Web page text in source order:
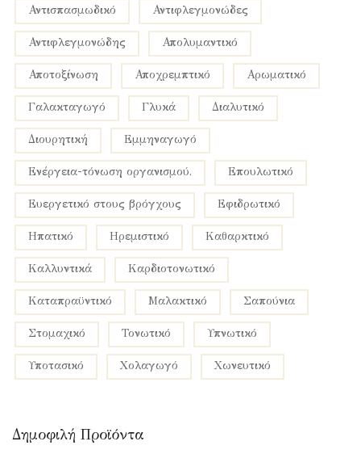
αντισπασμωδικό αντιφλεγμονώδες
αντιφλεγμονώδης απολυμαντικό
αποτοξίνωση αποχρεμπτικό αρωματικό
γαλακταγωγό γλυκά διαλυτικό
διουρητική εμμηναγωγό
ενέργεια-τόνωση οργανισμού. επουλωτικό
ευεργετικό στους βρόγχους εφιδρωτικό
ηπατικό ηρεμιστικό καθαρκτικό
καλλυντικά καρδιοτονωτικό
καταπραϋντικό μαλακτικό σαπούνια
στομαχικό τονωτικό υπνωτικό
υποτασικό χολαγωγό χωνευτικό
Δημοφιλή Προϊόντα